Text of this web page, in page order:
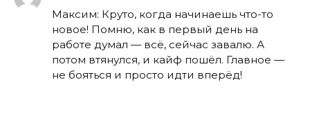
Максим: Круто, когда начинаешь что-то
новое! Помню, как в первый день на
работе думал — всё, сейчас завалю. А
потом втянулся, и кайф пошёл. Главное —
не бояться и просто идти вперёд!